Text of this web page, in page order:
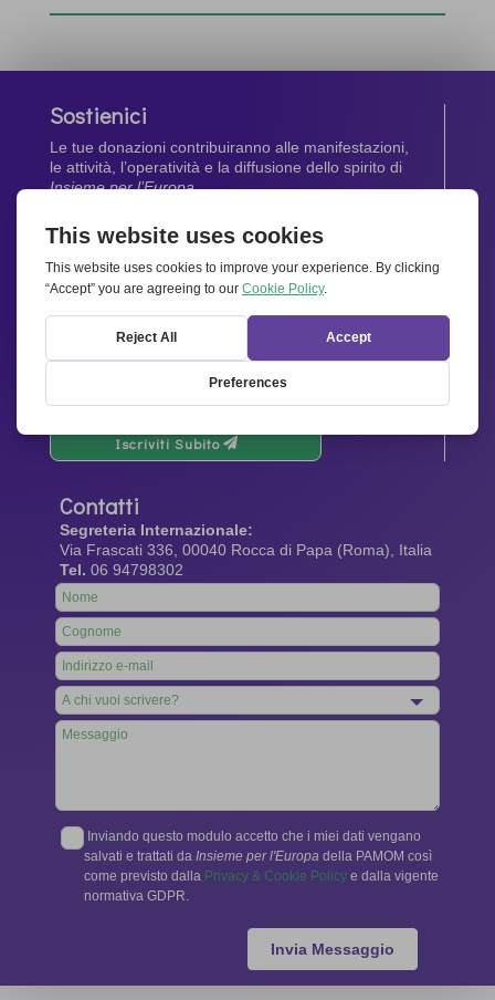
Sostienici
Le tue donazioni contribuiranno alle manifestazioni,
le attività, l’operatività e la diffusione dello spirito di
Insieme per l’Europa.
Dona Ora
Newsletter
Rimani aggiornato di tutte le ultime notizie dalla
Iscriviti Subito
Contatti
Segreteria Internazionale:
Via Frascati 336, 00040 Rocca di Papa (Roma), Italia
Tel. 06 94798302
Leave
this
field
blank
Inviando questo modulo accetto che i miei dati vengano
salvati e trattati da Insieme per l'Europa della PAMOM così
come previsto dalla Privacy & Cookie Policy e dalla vigente
normativa GDPR.
Invia Messaggio